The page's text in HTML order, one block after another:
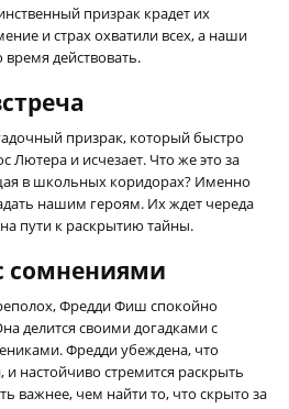
призрак крадет их
и страх охватили всех, а наши
действовать.
призрак, который быстро
Лютера и исчезает. Что же это за
в школьных коридорах? Именно
нашим героям. Их ждет череда
пути к раскрытию тайны.
сомнениями
Фредди Фиш спокойно
делится своими догадками с
Фредди убеждена, что
настойчиво стремится раскрыть
важнее, чем найти то, что скрыто за